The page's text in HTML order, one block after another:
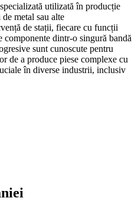
utilizată în producție
metal sau alte
de stații, fiecare cu funcții
componente dintr-o singură bandă
sunt cunoscute pentru
de a produce piese complexe cu
în diverse industrii, inclusiv